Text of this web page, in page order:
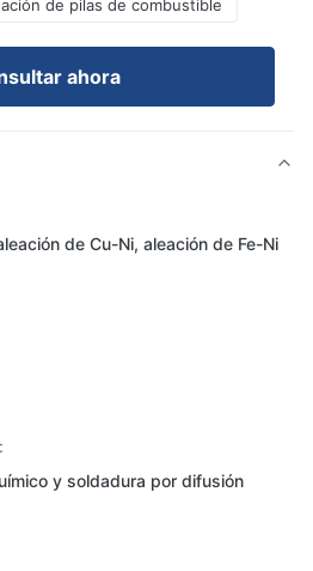
de pilas de combustible
ahora
de Cu-Ni, aleación de Fe-Ni
y soldadura por difusión